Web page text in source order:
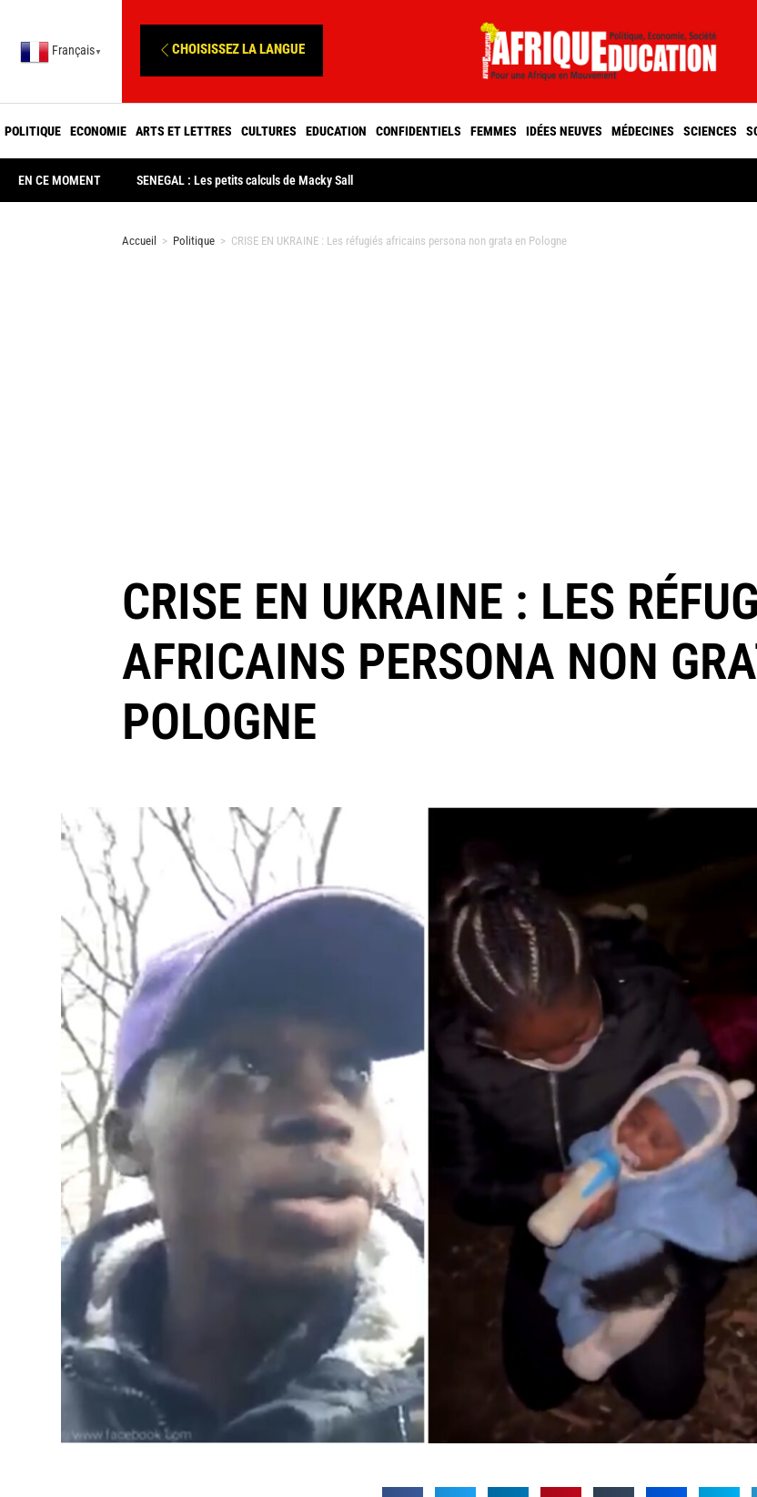
Français ▼ CHOISISSEZ LA LANGUE
POLITIQUE ECONOMIE ARTS ET LETTRES CULTURES EDUCATION CONFIDENTIELS FEMMES IDÉES NEUVES MÉDECINES SCIENCES
EN CE MOMENT SENEGAL : Les petits calculs de Macky Sall
Accueil > Politique > CRISE EN UKRAINE : Les réfugiés africains persona non grata en Pologne
CRISE EN UKRAINE : LES
AFRICAINS PERSONA NON
POLOGNE